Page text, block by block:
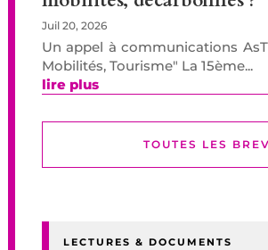
Juil 20, 2026
Un appel à communications
Mobilités, Tourisme" La 15ème...
lire plus
TOUTES LES
LECTURES & DOCUMENTS